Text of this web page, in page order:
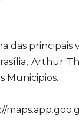
das principais
Arthur
Municipios.